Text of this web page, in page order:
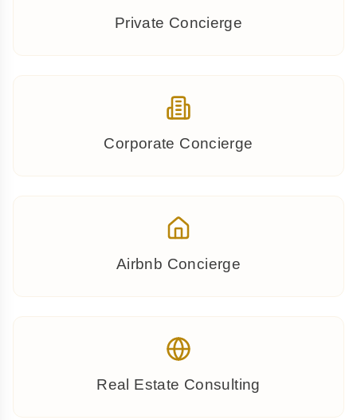
Private Concierge
Corporate Concierge
Airbnb Concierge
Real Estate Consulting